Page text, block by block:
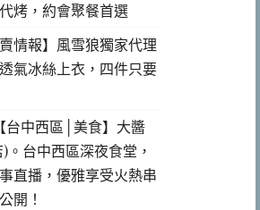
烤，約會聚餐首選
情報】風雪狼獨家代理
氣冰絲上衣，四件只要
台中西區│美食】大醬
。台中西區深夜食堂，
直播，優雅享受火熱串
開！